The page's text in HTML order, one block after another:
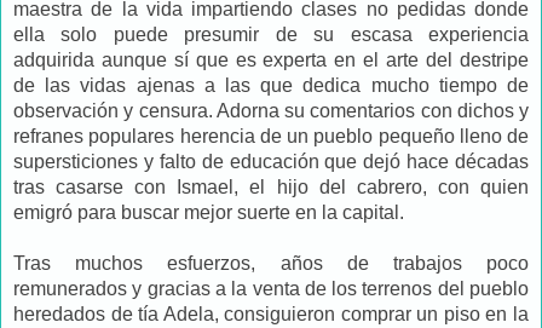
maestra de la vida impartiendo clases no pedidas donde
ella solo puede presumir de su escasa experiencia
adquirida aunque sí que es experta en el arte del destripe
de las vidas ajenas a las que dedica mucho tiempo de
observación y censura. Adorna su comentarios con dichos y
refranes populares herencia de un pueblo pequeño lleno de
supersticiones y falto de educación que dejó hace décadas
tras casarse con Ismael, el hijo del cabrero, con quien
emigró para buscar mejor suerte en la capital.
Tras muchos esfuerzos, años de trabajos poco
remunerados y gracias a la venta de los terrenos del pueblo
heredados de tía Adela, consiguieron comprar un piso en la